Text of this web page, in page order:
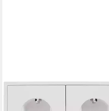
Steckdose Steckdosen-Set,